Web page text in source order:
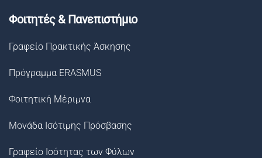
Φοιτητές & Πανεπιστήμιο
Γραφείο Πρακτικής Άσκησης
Πρόγραμμα ERASMUS
Φοιτητική Μέριμνα
Μονάδα Ισότιμης Πρόσβασης
Γραφείο Ισότητας των Φύλων